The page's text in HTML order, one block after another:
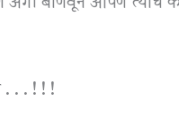
. . ! ! !